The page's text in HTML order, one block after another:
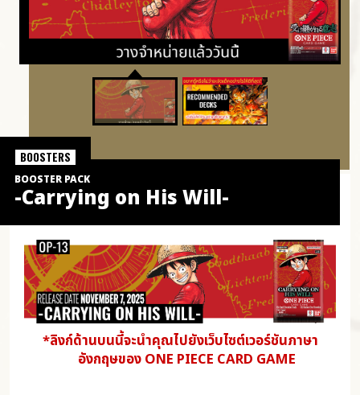
BOOSTER PACK
-Carrying on His Will-
BOOSTERS
*ลิงก์ด้านบนนี้จะนำคุณไปยังเว็บไซต์เวอร์ชันภาษา
อังกฤษของ ONE PIECE CARD GAME